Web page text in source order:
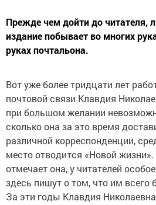
Прежде чем дойти до читателя,
издание побывает во многих
руках почтальона.
Вот уже более тридцати лет
почтовой связи Клавдия
при большом желании
сколько она за это время
различной корреспонденции,
место отводится «Новой жизни».
отмечает она, у читателей
здесь пишут о том, что им всего
За эти годы Клавдия